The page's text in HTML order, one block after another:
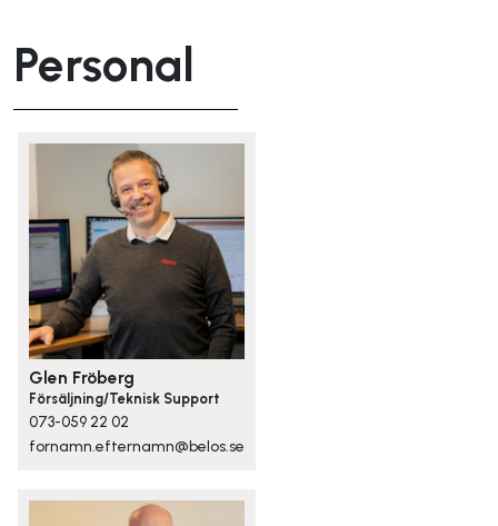
Personal
Glen Fröberg
Försäljning/Teknisk Support
073-059 22 02
fornamn.efternamn@belos.se